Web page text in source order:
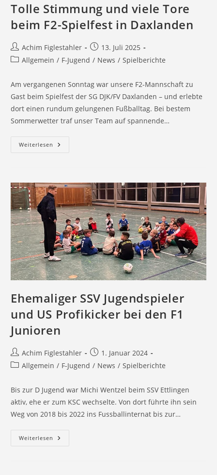
Tolle Stimmung und viele Tore
beim F2-Spielfest in Daxlanden
Beitrags-
Autor:
Achim Figlestahler
Beitrag
veröffentlicht:
13. Juli 2025
Beitrags-
Allgemein / F-Jugend / News / Spielberichte
Am vergangenen Sonntag war unsere F2-Mannschaft zu
Gast beim Spielfest der SG DJK/FV Daxlanden – und erlebte
dort einen rundum gelungenen Fußballtag. Bei bestem
Sommerwetter traf unser Team auf spannende…
Weiterlesen Tolle
F2-
Spielfest
In
Daxlanden
Ehemaliger SSV Jugendspieler
und US Profikicker bei den F1
Junioren
Beitrags-
Autor:
Achim Figlestahler
Beitrag
veröffentlicht:
1. Januar 2024
Beitrags-
Allgemein / F-Jugend / News / Spielberichte
Bis zur D Jugend war Michi Wentzel beim SSV Ettlingen
aktiv, ehe er zum KSC wechselte. Von dort führte ihn sein
Weg von 2018 bis 2022 ins Fussballinternat bis zur…
Weiterlesen Ehemaliger